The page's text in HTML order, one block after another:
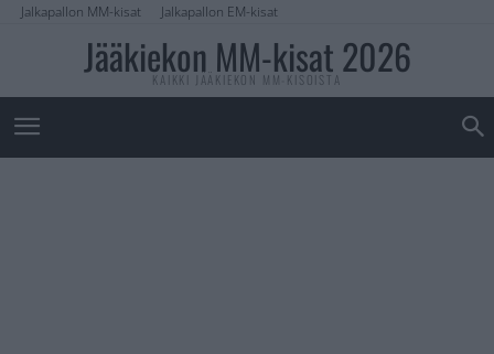
Jalkapallon MM-kisat Jalkapallon EM-kisat
Jääkiekon MM-kisat 2026
KAIKKI JÄÄKIEKON MM-KISOISTA